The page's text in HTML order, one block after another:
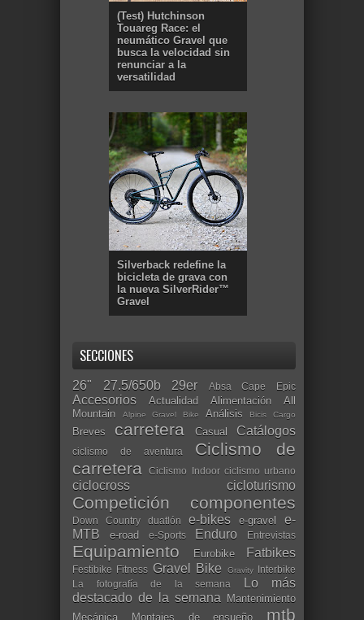
(Test) Hutchinson
Touareg Race: el
neumático Gravel que
busca la velocidad sin
renunciar a la
versatilidad
Silverback redefine la
bicicleta de grava con
la nueva SilverRider™
Gravel
SECCIONES
26" 27.5/650b 29er Absa Cape Epic
Accesorios Actualidad Alimentación
All
Mountain
Alpine Gravel Bike Análisis Bicis Cargo
Breves carretera Casual Catálogos
ciclismo de aventura
Ciclismo de
carretera
Ciclismo Indoor ciclismo urbano
ciclocross cicloturismo
Competición componentes
Down Country duatlón e-bikes e-gravel
e-
MTB
e-road e-Sports Enduro Entrevistas
Equipamiento Eurobike Fatbikes
Festibike Fitness Gravel Bike Gravity Interbike
La fotografía de la semana
Lo más
destacado de la semana
Mantenimiento
Mecánica
Montajes de ensueño mtb